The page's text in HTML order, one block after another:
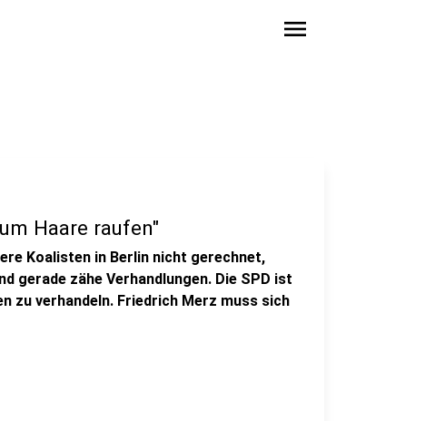
menu
Haare raufen"
Koalisten in Berlin nicht gerechnet,
gerade zähe Verhandlungen. Die SPD ist
zu verhandeln. Friedrich Merz muss sich